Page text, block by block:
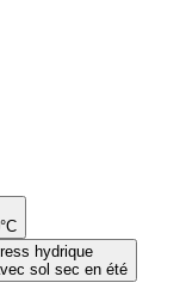
hydrique
sol sec en été